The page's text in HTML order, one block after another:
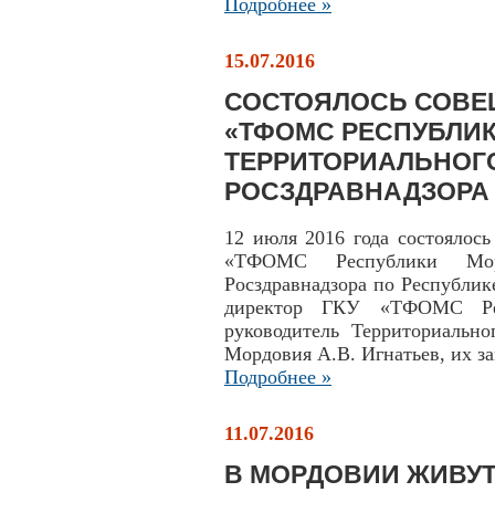
Подробнее »
15.07.2016
СОСТОЯЛОСЬ
«ТФОМС
12 июля 2016 года
«ТФОМС Республики
Росздравнадзора по
директор ГКУ «ТФОМС
руководитель
Мордовия А.В. Игнатьев, их
Подробнее »
11.07.2016
В МОРДОВИИ